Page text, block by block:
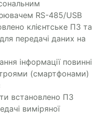
RS-485/USB
клієнтське ПЗ та
передачі даних на
інформації повинні
(смартфонами)
встановлено ПЗ
виміряної